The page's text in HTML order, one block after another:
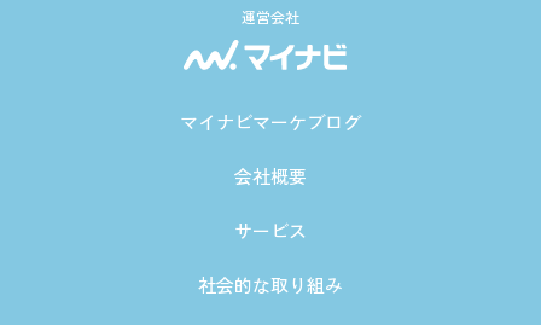
運営会社
マイナビマーケブログ
会社概要
サービス
社会的な取り組み